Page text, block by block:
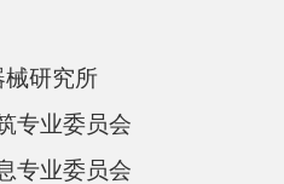
械研究所
专业委员会
专业委员会